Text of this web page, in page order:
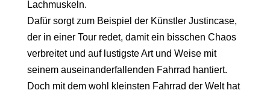
Lachmuskeln.
Dafür sorgt zum Beispiel der Künstler Justincase,
der in einer Tour redet, damit ein bisschen Chaos
verbreitet und auf lustigste Art und Weise mit
seinem auseinanderfallenden Fahrrad hantiert.
Doch mit dem wohl kleinsten Fahrrad der Welt hat